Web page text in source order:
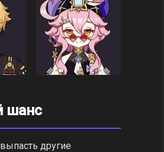
шанс
другие